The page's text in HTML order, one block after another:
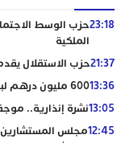
23:18حزب الوسط
الملكية
21:37حزب الاستقلال
13:36600 مليون درهم لبناء الملعب الكبير بمكناس
13:05نشرة إنذارية..
12:45مجلس